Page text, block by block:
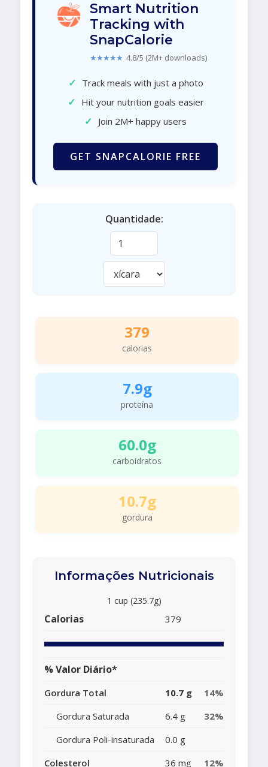
Smart Nutrition
Tracking with
SnapCalorie
★★★★★ 4.8/5 (2M+ downloads)
✓ Track meals with just a photo
✓ Hit your nutrition goals easier
✓ Join 2M+ happy users
GET SNAPCALORIE FREE
Quantidade:
379
calorias
7.9g
proteína
60.0g
carboidratos
10.7g
gordura
Informações Nutricionais
1 cup (235.7g)
Calorias 379
% Valor Diário*
Gordura Total 10.7 g
14%
Gordura Saturada
6.4 g
32%
Gordura Poli-insaturada
0.0 g
Colesterol
36 mg 12%